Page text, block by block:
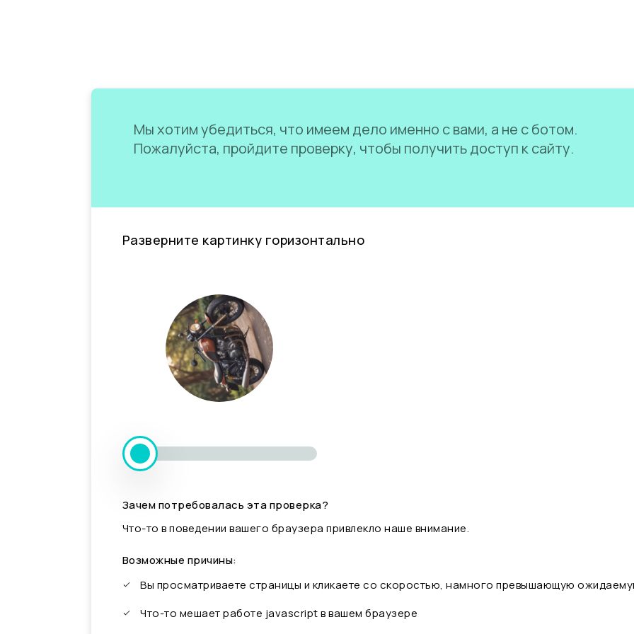
Мы хотим убедиться, что имеем дело именно с вами, а не с ботом.
Пожалуйста, пройдите проверку, чтобы получить доступ к сайту.
Разверните картинку горизонтально
Зачем потребовалась эта проверка?
Что-то в поведении вашего браузера привлекло наше внимание.
Возможные причины:
Вы просматриваете страницы и кликаете со скоростью, намного превышающую
Что-то мешает работе javascript в вашем браузере